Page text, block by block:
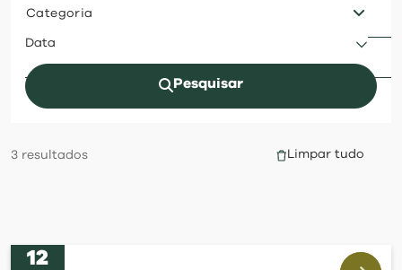
balcão digital
visit
Categoria
Data
Pesquisar
3 resultados Limpar tudo
12